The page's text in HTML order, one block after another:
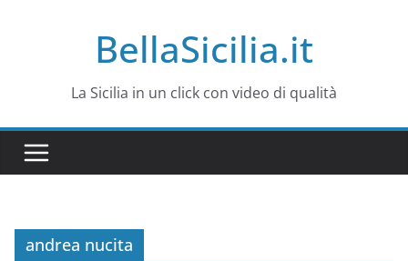
BellaSicilia.it
La Sicilia in un click con video di qualità
andrea nucita